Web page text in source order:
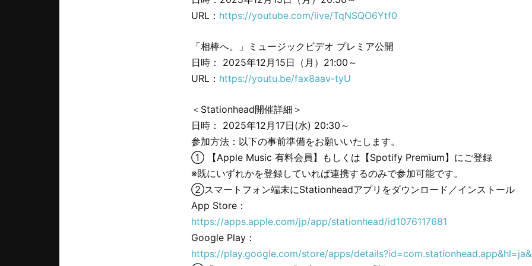
URL： https://youtube.com/live/TqNSQO6Ytf0
「相棒へ。」ミュージックビデオ プレミア公開
日時： 2025年12月15日（月）21:00～
URL： https://youtu.be/fax8aav-tyU
＜Stationhead開催詳細＞
日時： 2025年12月17日(水) 20:30～
参加方法：以下の事前準備をお願いいたします。
① 【Apple Music 有料会員】もしくは【Spotify Premium】にご登録
※既にいずれかを登録していれば連携するのみで参加可能です。
②スマートフォン端末にStationheadアプリをダウンロード／インストール
App Store：
https://apps.apple.com/jp/app/stationhead/id1076117681
Google Play：
https://play.google.com/store/apps/